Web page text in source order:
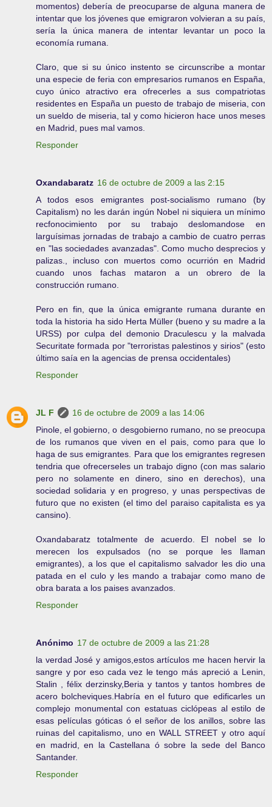
momentos) debería de preocuparse de alguna manera de
intentar que los jóvenes que emigraron volvieran a su país,
sería la única manera de intentar levantar un poco la
economía rumana.
Claro, que si su único instento se circunscribe a montar
una especie de feria con empresarios rumanos en España,
cuyo único atractivo era ofrecerles a sus compatriotas
residentes en España un puesto de trabajo de miseria, con
un sueldo de miseria, tal y como hicieron hace unos meses
en Madrid, pues mal vamos.
Responder
Oxandabaratz 16 de octubre de 2009 a las 2:15
A todos esos emigrantes post-socialismo rumano (by
Capitalism) no les darán ingún Nobel ni siquiera un mínimo
recfonocimiento por su trabajo deslomandose en
larguísimas jornadas de trabajo a cambio de cuatro perras
en "las sociedades avanzadas". Como mucho desprecios y
palizas., incluso con muertos como ocurrión en Madrid
cuando unos fachas mataron a un obrero de la
construcción rumano.
Pero en fin, que la única emigrante rumana durante en
toda la historia ha sido Herta Müller (bueno y su madre a la
URSS) por culpa del demonio Draculescu y la malvada
Securitate formada por "terroristas palestinos y sirios" (esto
último saía en la agencias de prensa occidentales)
Responder
JL F
16 de octubre de 2009 a las 14:06
Pinole, el gobierno, o desgobierno rumano, no se preocupa
de los rumanos que viven en el pais, como para que lo
haga de sus emigrantes. Para que los emigrantes regresen
tendria que ofrecerseles un trabajo digno (con mas salario
pero no solamente en dinero, sino en derechos), una
sociedad solidaria y en progreso, y unas perspectivas de
futuro que no existen (el timo del paraiso capitalista es ya
cansino).
Oxandabaratz totalmente de acuerdo. El nobel se lo
merecen los expulsados (no se porque les llaman
emigrantes), a los que el capitalismo salvador les dio una
patada en el culo y les mando a trabajar como mano de
obra barata a los paises avanzados.
Responder
Anónimo 17 de octubre de 2009 a las 21:28
la verdad José y amigos,estos artículos me hacen hervir la
sangre y por eso cada vez le tengo más apreció a Lenin,
Stalin , félix derzinsky,Beria y tantos y tantos hombres de
acero bolcheviques.Habría en el futuro que edificarles un
complejo monumental con estatuas ciclópeas al estilo de
esas películas góticas ó el señor de los anillos, sobre las
ruinas del capitalismo, uno en WALL STREET y otro aquí
en madrid, en la Castellana ó sobre la sede del Banco
Santander.
Responder